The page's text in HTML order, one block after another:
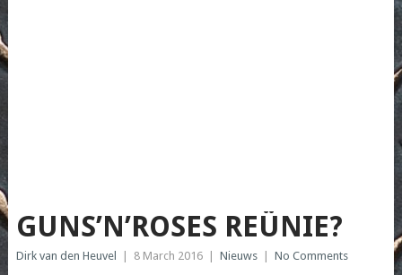
GUNS’N’ROSES REÜNIE?
Dirk van den Heuvel 8 March 2016 Nieuws No Comments